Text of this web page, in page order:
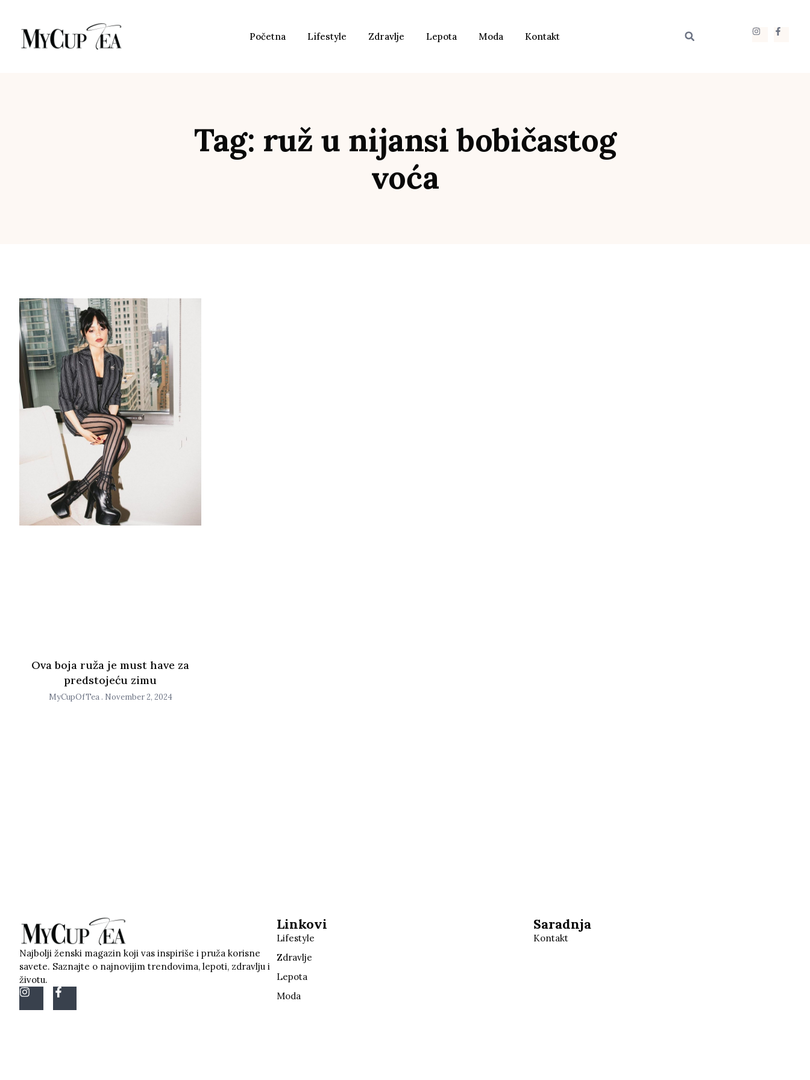
Početna Lifestyle Zdravlje Lepota Moda Kontakt
Tag: ruž u nijansi bobičastog
voća
Ova boja ruža je must have za
predstojeću zimu
MyCupOfTea November 2, 2024
Najbolji ženski magazin koji vas inspiriše i pruža korisne
savete. Saznajte o najnovijim trendovima, lepoti, zdravlju i
životu.
Linkovi
Lifestyle
Zdravlje
Lepota
Moda
Saradnja
Kontakt